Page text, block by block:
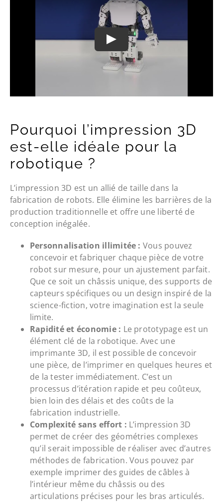
Pourquoi l’impression 3D
est-elle idéale pour la
robotique ?
L’impression 3D est un allié de taille dans la
fabrication de robots. Elle élimine les barrières de la
production traditionnelle et offre une liberté de
conception inégalée.
Personnalisation illimitée : Vous pouvez
concevoir et fabriquer chaque pièce de votre
robot sur mesure, pour un ajustement parfait.
Que ce soit un châssis unique, des supports de
capteurs spécifiques ou un design inspiré de la
science-fiction, votre imagination est la seule
limite.
Rapidité et économie : Le prototypage est un
élément clé de la robotique. Avec une
imprimante 3D, il est possible de concevoir
une pièce, de l’imprimer en quelques heures et
de la tester immédiatement. C’est un
processus d’itération rapide et peu coûteux,
bien loin des délais et des coûts de la
fabrication industrielle.
Complexité sans effort : L’impression 3D
permet de créer des géométries complexes
qu’il serait impossible de réaliser avec d’autres
méthodes de fabrication. Vous pouvez par
exemple imprimer des guides de câbles à
l’intérieur même du châssis ou des
articulations précises pour les bras articulés.